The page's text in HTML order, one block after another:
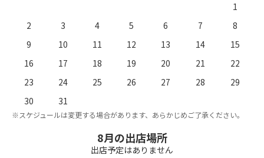
1
2
3 4 5 6 7
8
9
10 11 12 13 14
15
16
17 18 19 20 21
22
23
24 25 26 27 28
29
30
31
※スケジュールは変更する場合があります、あらかじめご了承ください。
8月の出店場所
出店予定はありません